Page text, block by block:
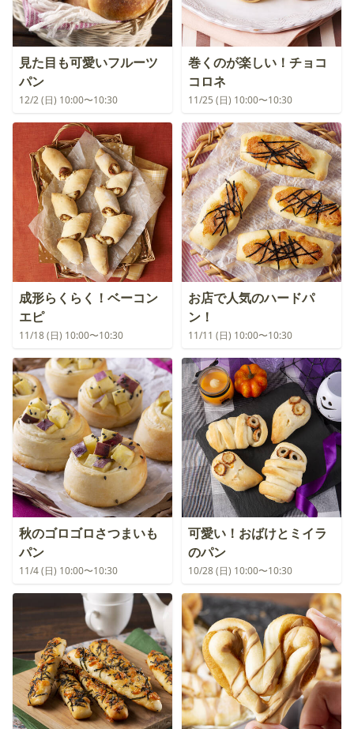
見た目も可愛いフルーツ
パン
12/2 (日) 10:00〜10:30
巻くのが楽しい！チョコ
コロネ
11/25 (日) 10:00〜10:30
成形らくらく！ベーコン
エピ
11/18 (日) 10:00〜10:30
お店で人気のハードパ
ン！
11/11 (日) 10:00〜10:30
秋のゴロゴロさつまいも
パン
11/4 (日) 10:00〜10:30
可愛い！おばけとミイラ
のパン
10/28 (日) 10:00〜10:30